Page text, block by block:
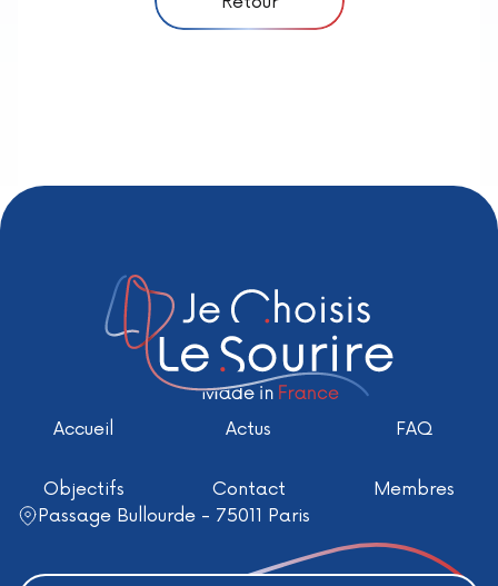
Accueil Actus FAQ
Objectifs Contact
Membres
Passage Bullourde - 75011 Paris